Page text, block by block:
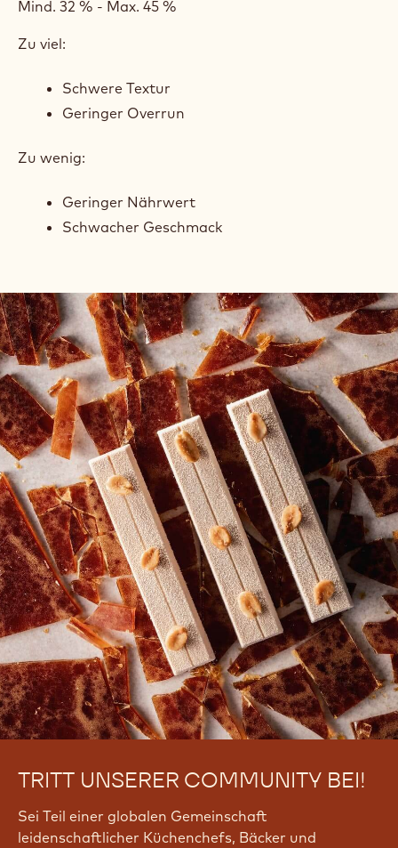
Mind. 32 % - Max. 45 %
Zu viel:
Schwere Textur
Geringer Overrun
Zu wenig:
Geringer Nährwert
Schwacher Geschmack
TRITT UNSERER COMMUNITY BEI!
Sei Teil einer globalen Gemeinschaft
leidenschaftlicher Küchenchefs, Bäcker und